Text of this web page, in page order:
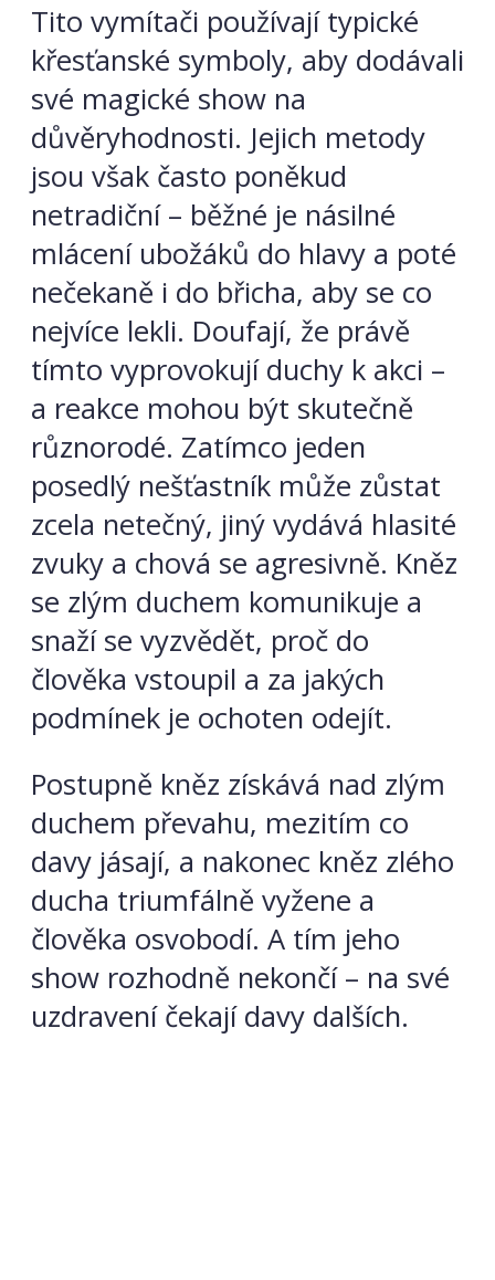
Tito vymítači používají typické
křesťanské symboly, aby dodávali
své magické show na
důvěryhodnosti. Jejich metody
jsou však často poněkud
netradiční – běžné je násilné
mlácení ubožáků do hlavy a poté
nečekaně i do břicha, aby se co
nejvíce lekli. Doufají, že právě
tímto vyprovokují duchy k akci –
a reakce mohou být skutečně
různorodé. Zatímco jeden
posedlý nešťastník může zůstat
zcela netečný, jiný vydává hlasité
zvuky a chová se agresivně. Kněz
se zlým duchem komunikuje a
snaží se vyzvědět, proč do
člověka vstoupil a za jakých
podmínek je ochoten odejít.
Postupně kněz získává nad zlým
duchem převahu, mezitím co
davy jásají, a nakonec kněz zlého
ducha triumfálně vyžene a
člověka osvobodí. A tím jeho
show rozhodně nekončí – na své
uzdravení čekají davy dalších.